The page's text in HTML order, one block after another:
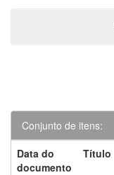
Conjunto de itens:
Data do
documento
Título